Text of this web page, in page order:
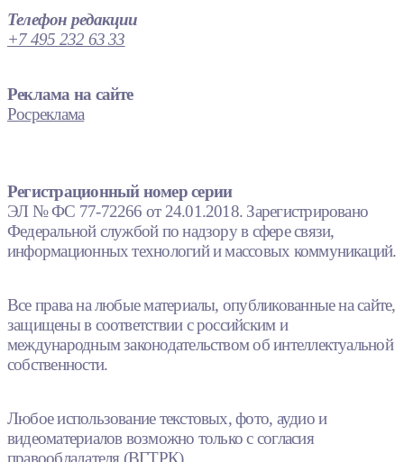
Телефон редакции
+7 495 232 63 33
Реклама на сайте
Росреклама
Регистрационный номер серии
ЭЛ № ФС 77-72266 от 24.01.2018. Зарегистрировано
Федеральной службой по надзору в сфере связи,
информационных технологий и массовых коммуникаций.
Все права на любые материалы, опубликованные на сайте,
защищены в соответствии с российским и
международным законодательством об интеллектуальной
собственности.
Любое использование текстовых, фото, аудио и
видеоматериалов возможно только с согласия